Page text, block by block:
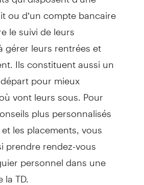
ou d’un compte bancaire
le suivi de leurs
gérer leurs rentrées et
Ils constituent aussi un
pour mieux
vont leurs sous. Pour
plus personnalisés
les placements, vous
prendre rendez-vous
personnel dans une
TD.